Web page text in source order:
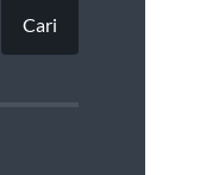
Cari